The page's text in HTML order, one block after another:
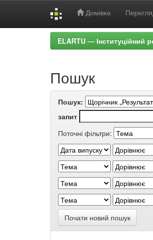
Домівка
ELARTU — Інституційний
Пошук
Пошук:
запит
Поточні фільтри:
Почати новий пошук